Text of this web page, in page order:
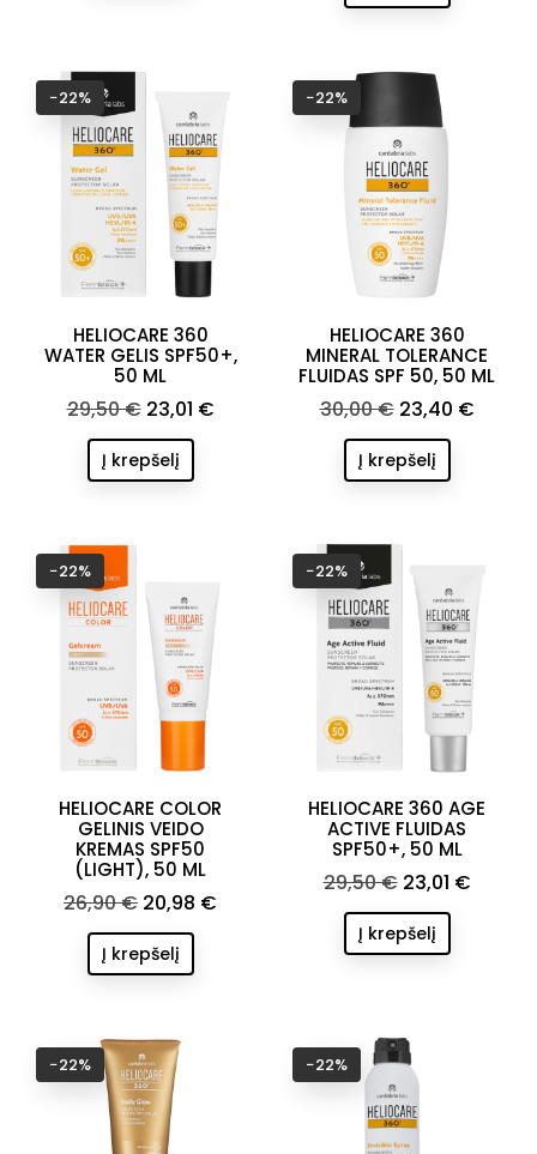
HELIOCARE 360
WATER GELIS SPF50+,
50 ML
Bazinė
kaina
29,50 € Kaina
23,01 €
Į krepšelį
−22%
HELIOCARE 360
MINERAL TOLERANCE
FLUIDAS SPF 50, 50 ML
Bazinė
kaina
30,00 € Kaina
23,40 €
Į krepšelį
−22%
HELIOCARE COLOR
GELINIS VEIDO
KREMAS SPF50
(LIGHT), 50 ML
Bazinė
kaina
26,90 € Kaina
20,98 €
Į krepšelį
−22%
HELIOCARE 360 AGE
ACTIVE FLUIDAS
SPF50+, 50 ML
Bazinė
kaina
29,50 € Kaina
23,01 €
Į krepšelį
−22%
−22% −22%